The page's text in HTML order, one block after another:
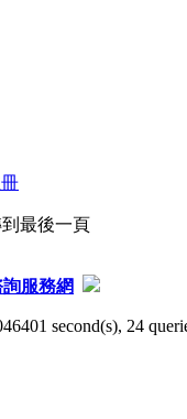
最後一頁
服務網
second(s), 24